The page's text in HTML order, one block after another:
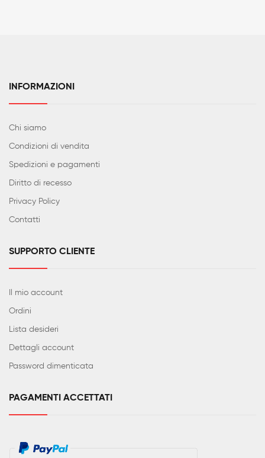
INFORMAZIONI
Chi siamo
Condizioni di vendita
Spedizioni e pagamenti
Diritto di recesso
Privacy Policy
Contatti
SUPPORTO CLIENTE
Il mio account
Ordini
Lista desideri
Dettagli account
Password dimenticata
PAGAMENTI ACCETTATI